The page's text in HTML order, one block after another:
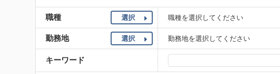
職種 選択 職種を選択してください
勤務地 選択 勤務地を選択してください
キーワード